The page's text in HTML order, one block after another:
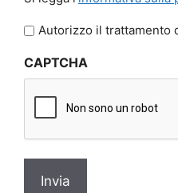
legga
l'informativa
privacy
Autorizzo il trattamento
CAPTCHA